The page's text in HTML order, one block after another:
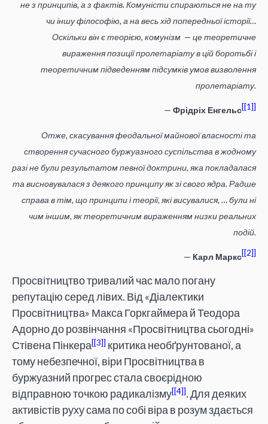
не з принципів, а з фактів. Комуністи спираються не на ту
чи іншу філософію, а на весь хід попередньої історії…
Оскільки він є теорією, комунізм — це теоретичне
вираження позиції пролетаріату в цій боротьбі і
теоретичним підведенням підсумків умов визволення
пролетаріату.
— Фрідріх Енгельс [1]
Отже, скасування феодальної майнової власності та
створення сучасного буржуазного суспільства в жодному
разі не були результатом певної доктрини, яка покладалася
та висновувалася з деякого принципу як зі свого ядра. Радше
справа в тім, що принципи і теорії, які висувалися, … були ні
чим іншим, як теоретичним вираженням низки реальних
подій.
— Карл Маркс [2]
Просвітництво тривалий час мало погану
репутацію серед лівих. Від «Діалектики
Просвітництва» Макса Горкгаймера й Теодора
Адорно до розвінчання «Просвітництва сьогодні»
Стівена Пінкера [3]
критика необґрунтованої, а
тому небезпечної, віри Просвітництва в
буржуазний прогрес стала своєрідною
відправною точкою радикалізму [4] . Для деяких
активістів руху сама по собі віра в розум здається